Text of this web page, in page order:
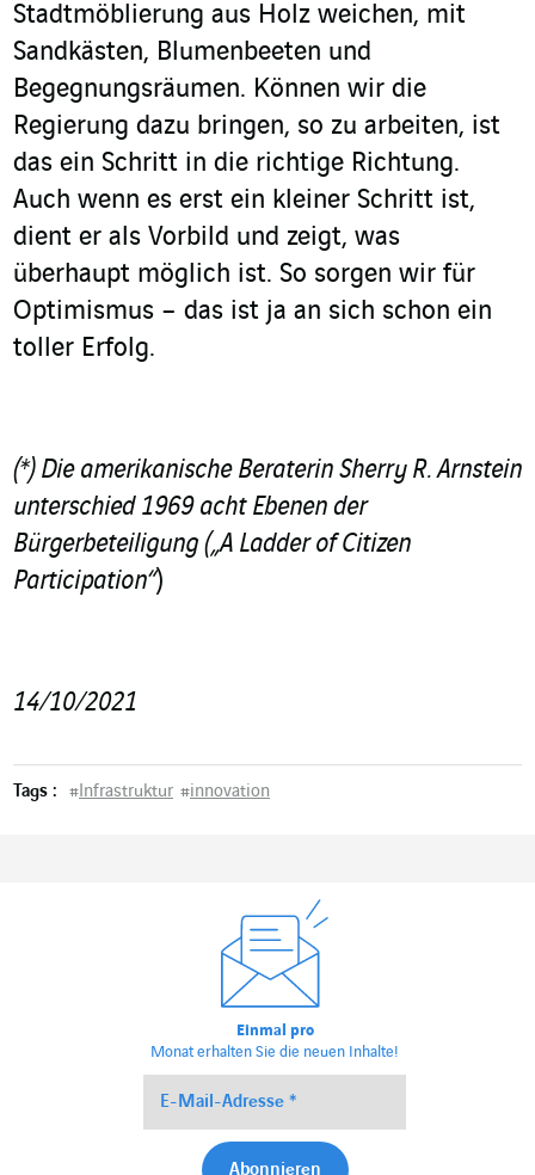
Stadtmöblierung aus Holz weichen, mit
Sandkästen, Blumenbeeten und
Begegnungsräumen. Können wir die
Regierung dazu bringen, so zu arbeiten, ist
das ein Schritt in die richtige Richtung.
Auch wenn es erst ein kleiner Schritt ist,
dient er als Vorbild und zeigt, was
überhaupt möglich ist. So sorgen wir für
Optimismus – das ist ja an sich schon ein
toller Erfolg.
(*) Die amerikanische Beraterin Sherry R. Arnstein
unterschied 1969 acht Ebenen der
Bürgerbeteiligung („A Ladder of Citizen
Participation“)
14/10/2021
Tags : #Infrastruktur #innovation
Einmal pro
Monat erhalten Sie die neuen Inhalte!